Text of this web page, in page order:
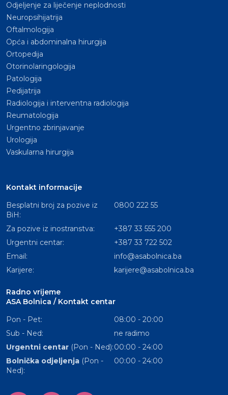
Odjeljenje za liječenje neplodnosti
Neuropsihijatrija
Oftalmologija
Opća i abdominalna hirurgija
Ortopedija
Otorinolaringologija
Patologija
Pedijatrija
Radiologija i interventna radiologija
Reumatologija
Urgentno zbrinjavanje
Urologija
Vaskularna hirurgija
Kontakt informacije
Besplatni broj za pozive iz
BiH:
0800 222 55
Za pozive iz inostranstva:
+387 33 555 200
Urgentni centar:
+387 33 722 502
Email:
info@asabolnica.ba
Karijere:
karijere@asabolnica.ba
Radno vrijeme
ASA Bolnica / Kontakt centar
Pon - Pet:
08:00 - 20:00
Sub - Ned:
ne radimo
Urgentni centar (Pon - Ned):00:00 - 24:00
Bolnička odjeljenja (Pon -
Ned):
00:00 - 24:00